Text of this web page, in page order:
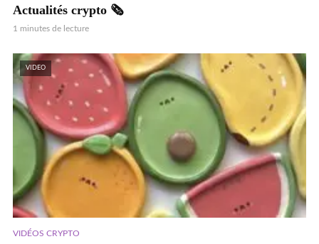
Actualités crypto 🗞️
1 minutes de lecture
VIDEO
VIDÉOS CRYPTO